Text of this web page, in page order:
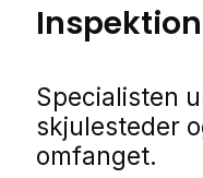
Specialisten
skjulesteder
omfanget.